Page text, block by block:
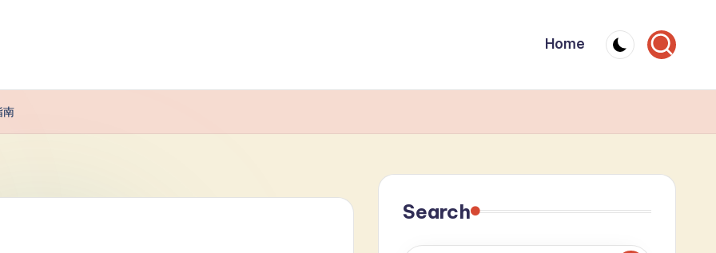
Home
南
Search